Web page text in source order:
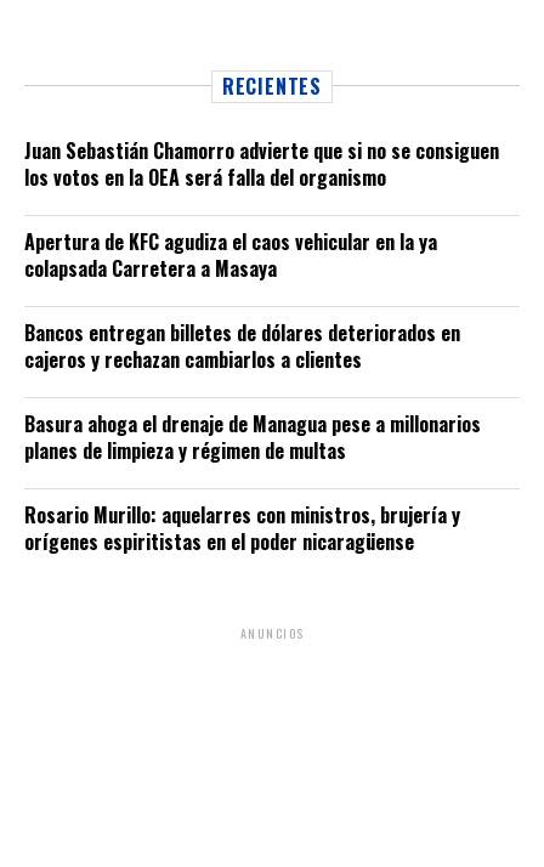
RECIENTES
Juan Sebastián Chamorro advierte que si no se consiguen
los votos en la OEA será falla del organismo
Apertura de KFC agudiza el caos vehicular en la ya
colapsada Carretera a Masaya
Bancos entregan billetes de dólares deteriorados en
cajeros y rechazan cambiarlos a clientes
Basura ahoga el drenaje de Managua pese a millonarios
planes de limpieza y régimen de multas
Rosario Murillo: aquelarres con ministros, brujería y
orígenes espiritistas en el poder nicaragüense
ANUNCIOS